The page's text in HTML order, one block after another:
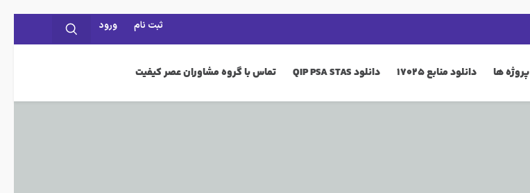
ثبت نام ورود
پروژه ها دانلود منابع 17025 دانلود QIP PSA STAS تماس با گروه مشاوران عصر کیفیت